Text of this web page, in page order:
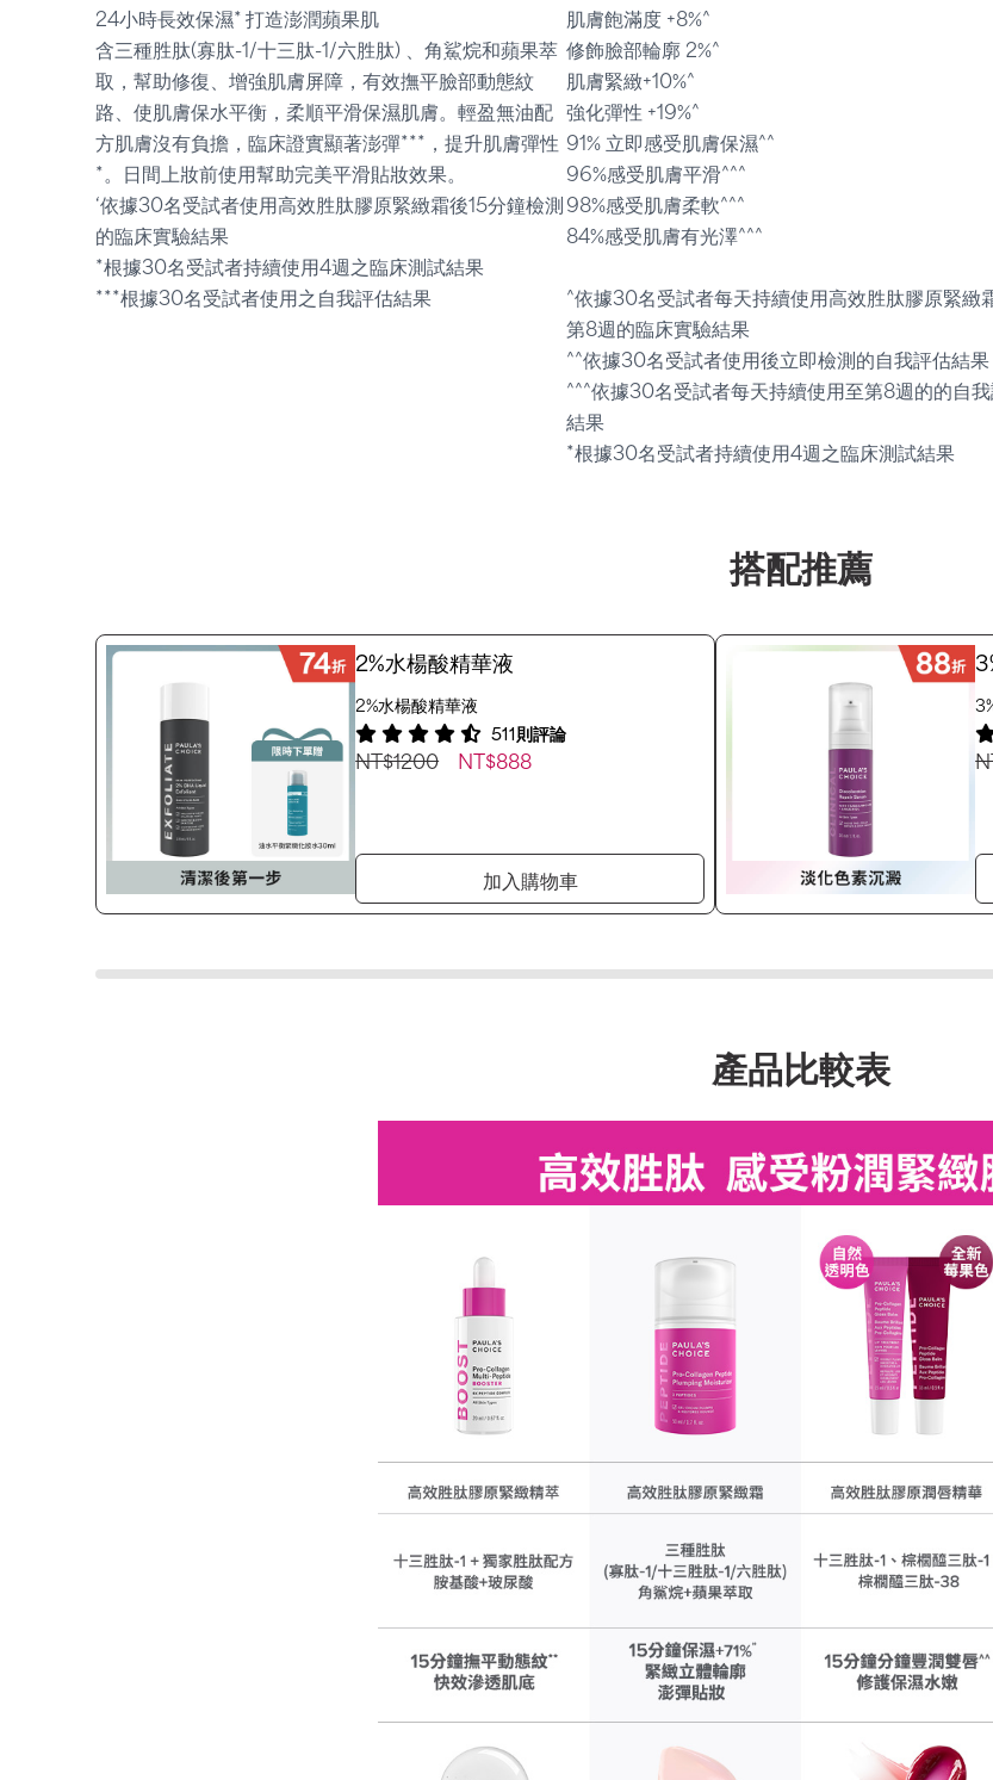
24小時長效保濕* 打造澎潤蘋果肌
含三種胜肽(寡肽-1/十三肽-1/六胜肽) 、角鯊烷和蘋果萃
取，幫助修復、增強肌膚屏障，有效撫平臉部動態紋
路、使肌膚保水平衡，柔順平滑保濕肌膚。輕盈無油配
方肌膚沒有負擔，臨床證實顯著澎彈***，提升肌膚彈性
*。日間上妝前使用幫助完美平滑貼妝效果。
‘依據30名受試者使用高效胜肽膠原緊緻霜後15分鐘檢測
的臨床實驗結果
*根據30名受試者持續使用4週之臨床測試結果
***根據30名受試者使用之自我評估結果
肌膚飽滿度 +8%^
修飾臉部輪廓 2%^
肌膚緊緻+10%^
強化彈性 +19%^
91% 立即感受肌膚保濕^^
96%感受肌膚平滑^^^
98%感受肌膚柔軟^^^
84%感受肌膚有光澤^^^
^依據30名受試者每天持續使用高效胜肽膠原緊緻
第8週的臨床實驗結果
^^依據30名受試者使用後立即檢測的自我評估結果
^^^依據30名受試者每天持續使用至第8週的的自
結果
*根據30名受試者持續使用4週之臨床測試結果
搭配推薦
2%水楊酸精華液
2%水楊酸精華液
511則評論
NT$1200 NT$888
加入購物車
產品比較表